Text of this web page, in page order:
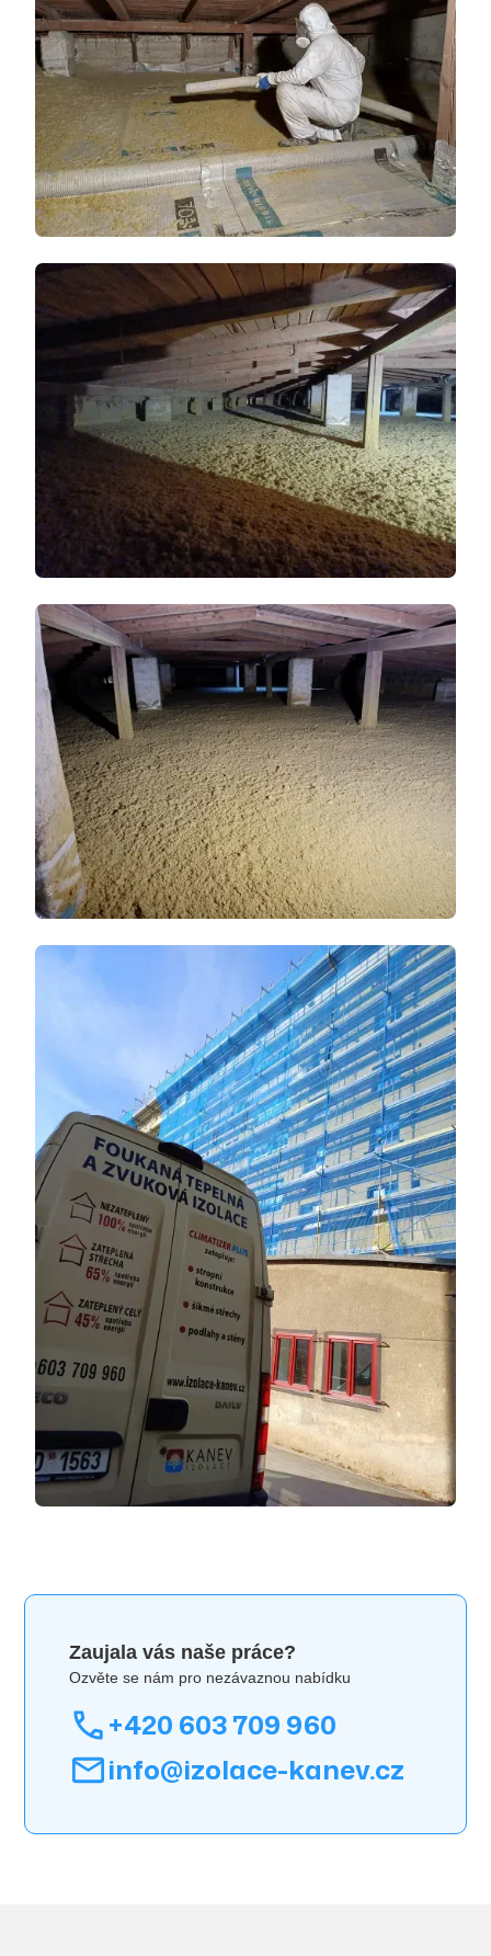
Zaujala vás naše práce?
Ozvěte se nám pro nezávaznou nabídku
+420 603 709 960
info@izolace-kanev.cz